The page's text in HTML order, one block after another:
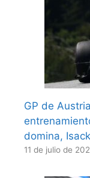
GP de
domina,
11 de julio de